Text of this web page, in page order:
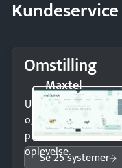
Kundeservice
Omstilling
Maxtel
Undgå tabte opkald
og giv kunderne en
professionel
oplevelse.
Se 25 systemer